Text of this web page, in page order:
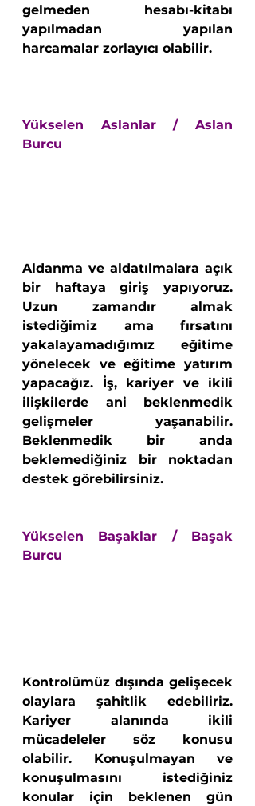
gelmeden hesabı-kitabı
yapılmadan yapılan
harcamalar zorlayıcı olabilir.
Yükselen Aslanlar / Aslan
Burcu
Aldanma ve aldatılmalara açık
bir haftaya giriş yapıyoruz.
Uzun zamandır almak
istediğimiz ama fırsatını
yakalayamadığımız eğitime
yönelecek ve eğitime yatırım
yapacağız. İş, kariyer ve ikili
ilişkilerde ani beklenmedik
gelişmeler yaşanabilir.
Beklenmedik bir anda
beklemediğiniz bir noktadan
destek görebilirsiniz.
Yükselen Başaklar / Başak
Burcu
Kontrolümüz dışında gelişecek
olaylara şahitlik edebiliriz.
Kariyer alanında ikili
mücadeleler söz konusu
olabilir. Konuşulmayan ve
konuşulmasını istediğiniz
konular için beklenen gün